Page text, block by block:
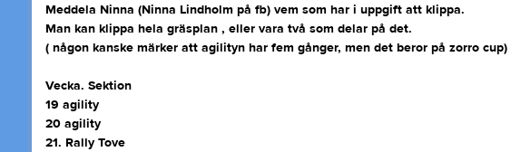
Meddela Ninna (Ninna Lindholm på fb) vem som har i uppgift att klippa.
Man kan klippa hela gräsplan , eller vara två som delar på det.
( någon kanske märker att agilityn har fem gånger, men det beror på zorro cup)
Vecka. Sektion
19 agility
20 agility
21. Rally Tove